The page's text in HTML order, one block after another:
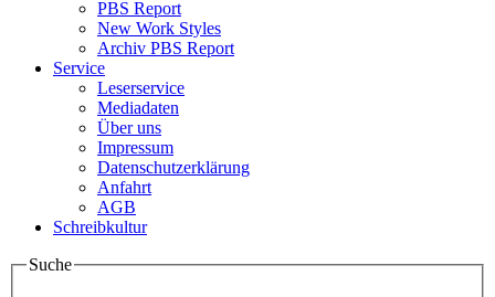
PBS Report
New Work Styles
Archiv PBS Report
Service
Leserservice
Mediadaten
Über uns
Impressum
Datenschutzerklärung
Anfahrt
AGB
Schreibkultur
Suche